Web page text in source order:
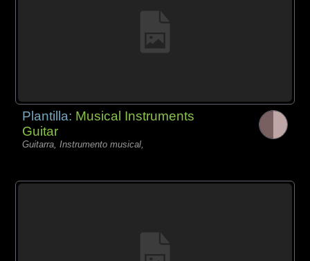
Plantilla: Musical Instruments
Guitar
Guitarra, Instrumento musical,